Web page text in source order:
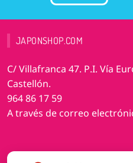
JAPONSHOP.COM
C/ Villafranca 47. P.I. Vía
Castellón.
964 86 17 59
A través de correo